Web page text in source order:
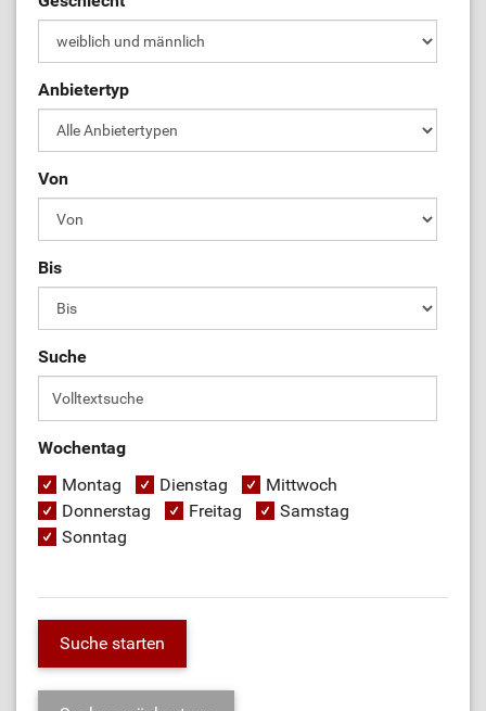
Anbietertyp
Von
Bis
Suche
Wochentag
Montag
Dienstag
Mittwoch
Donnerstag
Freitag
Samstag
Sonntag